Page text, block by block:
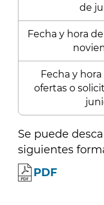
de
Fecha y hora
Fecha y
ofertas o
Se puede
siguientes
PDF